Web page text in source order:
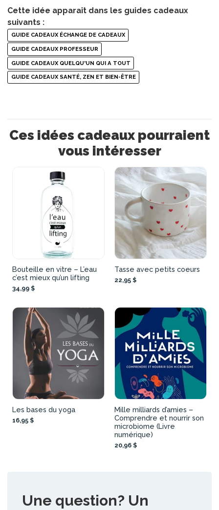
Cette idée apparaît dans les guides cadeaux
suivants :
GUIDE CADEAUX ÉCHANGE DE CADEAUX
GUIDE CADEAUX PROFESSEUR
GUIDE CADEAUX QUELQU'UN QUI A TOUT
GUIDE CADEAUX SANTÉ, ZEN ET BIEN-ÊTRE
Ces idées cadeaux pourraient
vous intéresser
Bouteille en vitre – L’eau
c’est mieux qu’un lifting
34,99 $
Tasse avec petits coeurs
22,95 $
Les bases du yoga
16,95 $
Mille milliards d’amies –
Comprendre et nourrir son
microbiome (Livre
numérique)
20,96 $
Une question? Un